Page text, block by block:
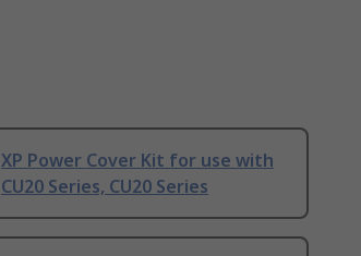
XP Power Cover Kit for use with
CU20 Series, CU20 Series